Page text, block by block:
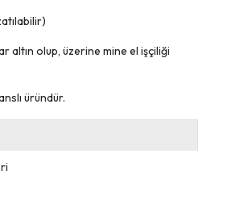
altın olup, üzerine mine el işçiliği
üründür.